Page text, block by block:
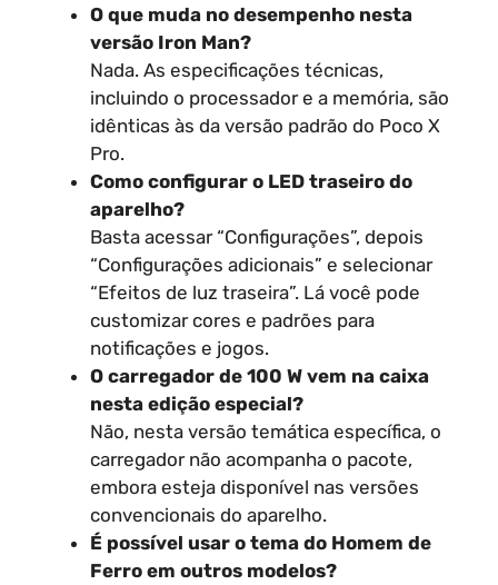
O que muda no desempenho nesta
versão Iron Man?
Nada. As especificações técnicas,
incluindo o processador e a memória, são
idênticas às da versão padrão do Poco X
Pro.
Como configurar o LED traseiro do
aparelho?
Basta acessar “Configurações”, depois
“Configurações adicionais” e selecionar
“Efeitos de luz traseira”. Lá você pode
customizar cores e padrões para
notificações e jogos.
O carregador de 100 W vem na caixa
nesta edição especial?
Não, nesta versão temática específica, o
carregador não acompanha o pacote,
embora esteja disponível nas versões
convencionais do aparelho.
É possível usar o tema do Homem de
Ferro em outros modelos?